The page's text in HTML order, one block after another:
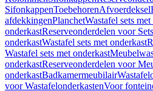
SifonkappenToebehorenAfvoerdeksel
afdekkingenPlanchetWastafel sets
onderkastReserveonderdelen voor
onderkastWastafel sets met onderkast
Wastafel sets met onderkast
onderkastReserveonderdelen voor
onderkastBadkamermeubilair
voor WastafelonderkastenVoor